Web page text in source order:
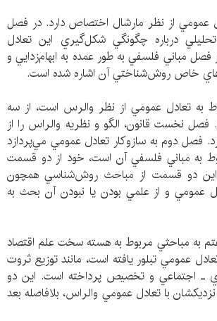
عمومي از نظر مارشال اختصاص دارد. در فصل
درباره چگونگي شكل‌گيري اين تعادل
مباني فلسفي به طور عمده به ابهام‌زدايي و
خاص روش‌شناختي آن اشاره شده است.
تعادل عمومي از نظر والرس است، از سه
نخست قانون، الگو و نظريه والراس را از
فصل دوم به سازوكار تعادل عمومي مي‌پردازد
به مباني فلسفي آن است، خود از دو قسمت
دو قسمت از مباحث روش‌شناسي همچون
عمومي و از علمي بودن يا نبودن آن بحث به
مباحثي مربوط به هسته سخت علم اقتصاد
عمومي تبلور يافته است، مانند توزيع ثروت
ـ اجتماعي و تخصيص پرداخته است. اين دو
با تعادل عمومي والراس، بلافاصله بعد